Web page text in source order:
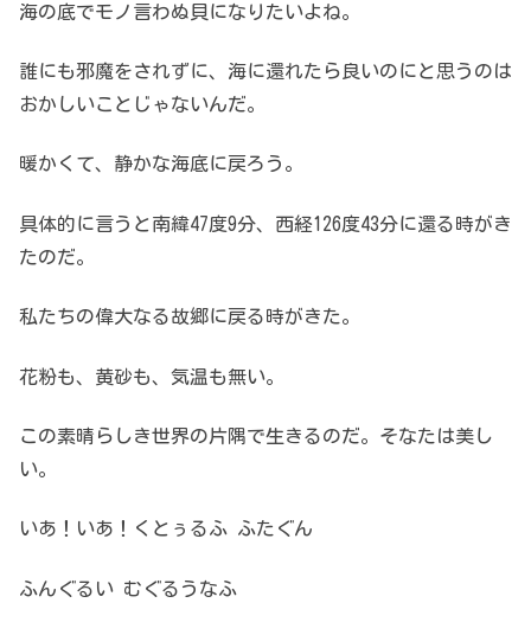
海の底でモノ言わぬ貝になりたいよね。
誰にも邪魔をされずに、海に還れたら良いのにと思うのは
おかしいことじゃないんだ。
暖かくて、静かな海底に戻ろう。
具体的に言うと南緯47度9分、西経126度43分に還る時がき
たのだ。
私たちの偉大なる故郷に戻る時がきた。
花粉も、黄砂も、気温も無い。
この素晴らしき世界の片隅で生きるのだ。そなたは美し
い。
いあ！いあ！くとぅるふ ふたぐん
ふんぐるい むぐるうなふ